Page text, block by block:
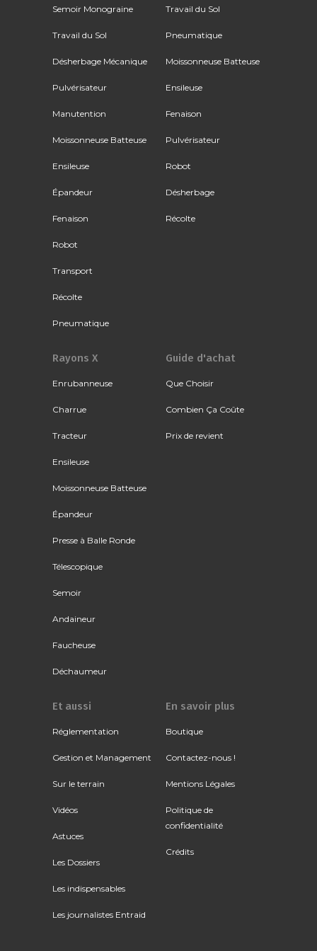
Semoir Monograine
Travail du Sol
Désherbage Mécanique
Pulvérisateur
Manutention
Moissonneuse Batteuse
Ensileuse
Épandeur
Fenaison
Robot
Transport
Récolte
Pneumatique
Travail du Sol
Pneumatique
Moissonneuse Batteuse
Ensileuse
Fenaison
Pulvérisateur
Robot
Désherbage
Récolte
Rayons X
Enrubanneuse
Charrue
Tracteur
Ensileuse
Moissonneuse Batteuse
Épandeur
Presse à Balle Ronde
Télescopique
Semoir
Andaineur
Faucheuse
Déchaumeur
Guide d'achat
Que Choisir
Combien Ça Coûte
Prix de revient
Et aussi
Réglementation
Gestion et Management
Sur le terrain
Vidéos
Astuces
Les Dossiers
Les indispensables
Les journalistes Entraid
En savoir plus
Boutique
Contactez-nous !
Mentions Légales
Politique de
confidentialité
Crédits